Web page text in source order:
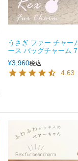
うさぎ ファー チャー
ース バッグチャーム
¥3,960税込
4.63